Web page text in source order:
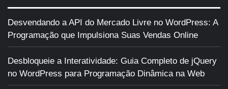
Desvendando a API do Mercado Livre no WordPress: A
Programação que Impulsiona Suas Vendas Online
Desbloqueie a Interatividade: Guia Completo de jQuery
no WordPress para Programação Dinâmica na Web